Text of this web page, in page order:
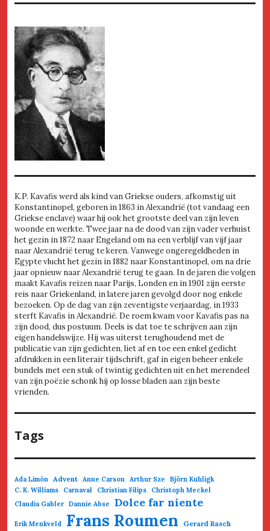
K.P. Kavafis werd als kind van Griekse ouders, afkomstig uit
Konstantinopel, geboren in 1863 in Alexandrië (tot vandaag een
Griekse enclave) waar hij ook het grootste deel van zijn leven
woonde en werkte. Twee jaar na de dood van zijn vader verhuist
het gezin in 1872 naar Engeland om na een verblijf van vijf jaar
naar Alexandrië terug te keren. Vanwege ongeregeldheden in
Egypte vlucht het gezin in 1882 naar Konstantinopel, om na drie
jaar opnieuw naar Alexandrië terug te gaan. In de jaren die volgen
maakt Kavafis reizen naar Parijs, Londen en in 1901 zijn eerste
reis naar Griekenland, in latere jaren gevolgd door nog enkele
bezoeken. Op de dag van zijn zeventigste verjaardag, in 1933
sterft Kavafis in Alexandrië. De roem kwam voor Kavafis pas na
zijn dood, dus postuum. Deels is dat toe te schrijven aan zijn
eigen handelswijze. Hij was uiterst terughoudend met de
publicatie van zijn gedichten, liet af en toe een enkel gedicht
afdrukken in een literair tijdschrift, gaf in eigen beheer enkele
bundels met een stuk of twintig gedichten uit en het merendeel
van zijn poëzie schonk hij op losse bladen aan zijn beste
vrienden.
Tags
Ada Limón Advent Anne Carson Arthur Sze
Björn Kuhligk
C. K. Williams
Carnaval Christian Filips
Christoph Meckel
Claudia Gabler Dannie Abse Dolce far niente
Erik Menkveld Frans Roumen
Gerard Rasch